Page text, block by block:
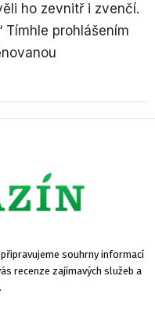
ho zevnitř i zvenčí.
Tímhle prohlášením
souhrny informací
recenze zajímavých služeb a